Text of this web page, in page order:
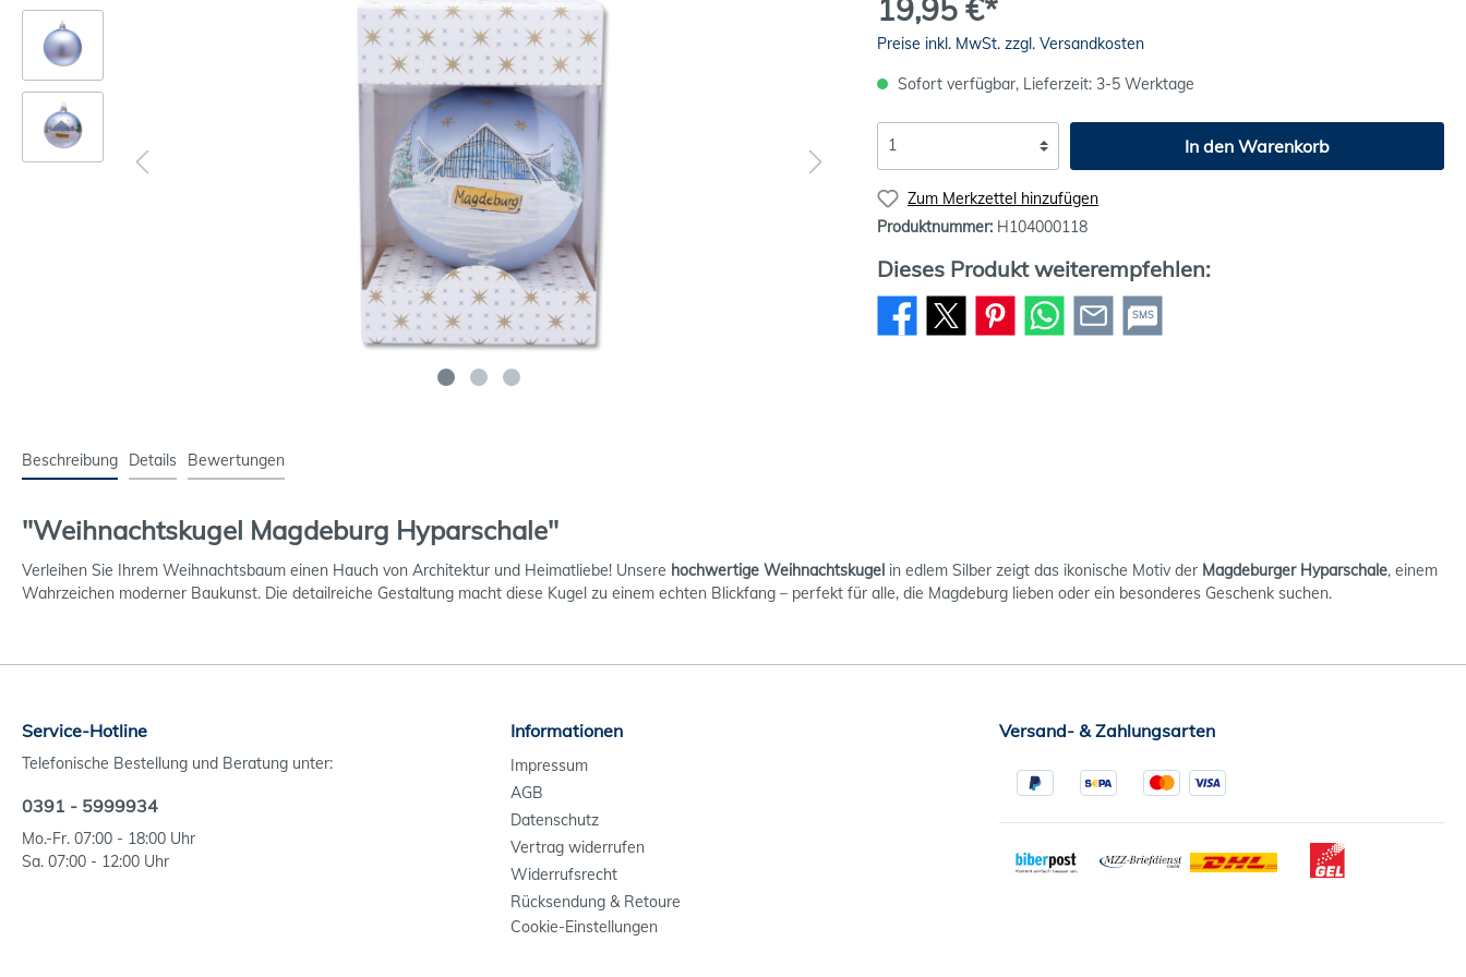
19,95 €*
Preise inkl. MwSt. zzgl. Versandkosten
Sofort verfügbar, Lieferzeit: 3-5 Werktage
In den Warenkorb
Zum Merkzettel hinzufügen
Produktnummer: H104000118
Dieses Produkt weiterempfehlen:
SMS
Beschreibung Details Bewertungen
"Weihnachtskugel Magdeburg Hyparschale"
Verleihen Sie Ihrem Weihnachtsbaum einen Hauch von Architektur und Heimatliebe! Unsere hochwertige Weihnachtskugel in edlem Silber zeigt das ikonische Motiv der Magdeburger Hyparschale, einem
Wahrzeichen moderner Baukunst. Die detailreiche Gestaltung macht diese Kugel zu einem echten Blickfang – perfekt für alle, die Magdeburg lieben oder ein besonderes Geschenk suchen.
Service-Hotline
Telefonische Bestellung und Beratung unter:
0391 - 5999934
Mo.-Fr. 07:00 - 18:00 Uhr
Sa. 07:00 - 12:00 Uhr
Informationen
Impressum
AGB
Datenschutz
Vertrag widerrufen
Widerrufsrecht
Rücksendung & Retoure
Cookie-Einstellungen
Versand- & Zahlungsarten